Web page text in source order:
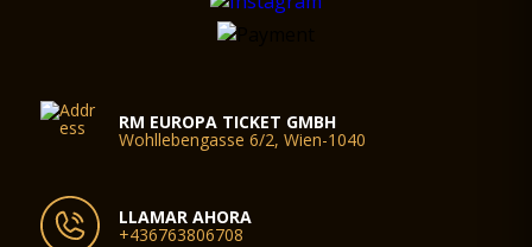
RM EUROPA TICKET GMBH
Wohllebengasse 6/2, Wien-1040
LLAMAR AHORA
+436763806708